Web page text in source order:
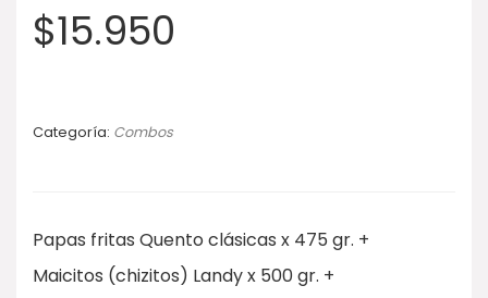
$15.950
Categoría: Combos
Papas fritas Quento clásicas x 475 gr. +
Maicitos (chizitos) Landy x 500 gr. +